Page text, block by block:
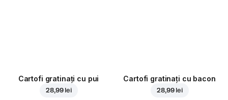
Cartofi gratinați cu pui
28,99 lei
Cartofi gratinați cu bacon
28,99 lei